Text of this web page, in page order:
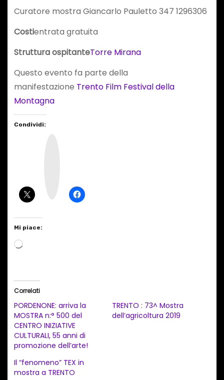
Curatore mostra Giancarlo Pauletto 347 1296306
Costientrata gratuita
Struttura ospitanteTorre Mirana
Questo evento fa parte della
manifestazione Trento Film Festival della
Montagna
Condividi:
Mi piace:
C
a
m
e
t
Correlati
PORDENONE: arriva la
MOSTRA n:° 500 del
CENTRO INIZIATIVE
CULTURALI, 55 anni di
promozione dell’arte!
TRENTO : 73^ Mostra
dell’agricoltura 2019
Il “fenomeno” TEX in
mostra a TRENTO